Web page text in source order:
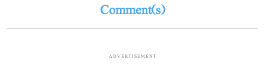
Comment(s)
ADVERTISEMENT